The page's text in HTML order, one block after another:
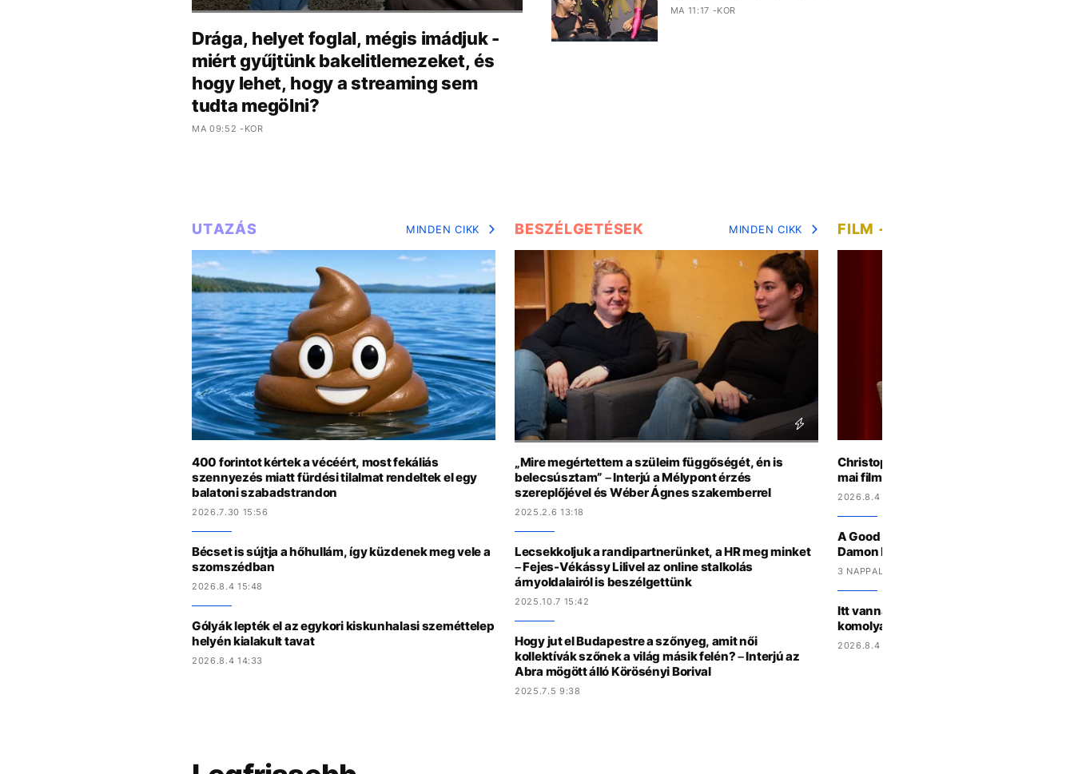
Drága, helyet foglal, mégis imádjuk -
miért gyűjtünk bakelitlemezeket, és
hogy lehet, hogy a streaming sem
tudta megölni?
MA 09:52 -KOR
MA 11:17 -KOR
UTAZÁS MINDEN CIKK
400 forintot kértek a vécéért, most fekáliás
szennyezés miatt fürdési tilalmat rendeltek el egy
balatoni szabadstrandon
2026.7.30 15:56
Bécset is sújtja a hőhullám, így küzdenek meg vele a
szomszédban
2026.8.4 15:48
Gólyák lepték el az egykori kiskunhalasi szeméttelep
helyén kialakult tavat
2026.8.4 14:33
BESZÉLGETÉSEK MINDEN CIKK
„Mire megértettem a szüleim függőségét, én is
belecsúsztam” – Interjú a Mélypont érzés
szereplőjével és Wéber Ágnes szakemberrel
2025.2.6 13:18
Lecsekkoljuk a randipartnerünket, a HR meg minket
– Fejes-Vékássy Lilivel az online stalkolás
árnyoldalairól is beszélgettünk
2025.10.7 15:42
Hogy jut el Budapestre a szőnyeg, amit női
kollektívák szőnek a világ másik felén? – Interjú az
Abra mögött álló Körösényi Borival
2025.7.5 9:38
FILM + SOROZAT
Christopher Nolan szerint komoly
mai filmkritikával
2026.8.4 9:36
A Good Will Huntingtól az Odüsszeiáig:
Damon Hollywood elsőszámú hazatérője
3 NAPPAL EZELŐTT
Itt vannak az első fotók Billie Eilishról az
komolyabb filmszerepében
2026.8.4 10:41